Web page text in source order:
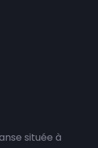
située à